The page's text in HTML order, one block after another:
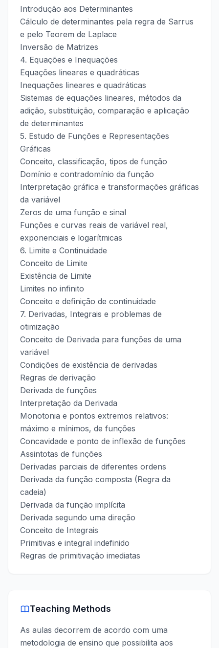
Introdução aos Determinantes
Cálculo de determinantes pela regra de Sarrus
e pelo Teorem de Laplace
Inversão de Matrizes
4. Equações e Inequações
Equações lineares e quadráticas
Inequações lineares e quadráticas
Sistemas de equações lineares, métodos da
adição, substituição, comparação e aplicação
de determinantes
5. Estudo de Funções e Representações
Gráficas
Conceito, classificação, tipos de função
Domínio e contradomínio da função
Interpretação gráfica e transformações gráficas
da variável
Zeros de uma função e sinal
Funções e curvas reais de variável real,
exponenciais e logarítmicas
6. Limite e Continuidade
Conceito de Limite
Existência de Limite
Limites no infinito
Conceito e definição de continuidade
7. Derivadas, Integrais e problemas de
otimização
Conceito de Derivada para funções de uma
variável
Condições de existência de derivadas
Regras de derivação
Derivada de funções
Interpretação da Derivada
Monotonia e pontos extremos relativos:
máximo e mínimos, de funções
Concavidade e ponto de inflexão de funções
Assintotas de funções
Derivadas parciais de diferentes ordens
Derivada da função composta (Regra da
cadeia)
Derivada da função implícita
Derivada segundo uma direção
Conceito de Integrais
Primitivas e integral indefinido
Regras de primitivação imediatas
Teaching Methods
As aulas decorrem de acordo com uma
metodologia de ensino que possibilita aos